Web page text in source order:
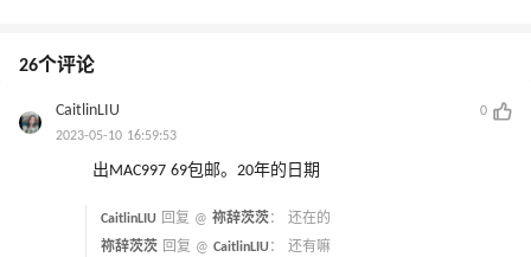
26个评论
CaitlinLIU
0
2023-05-10 16:59:53
出MAC997 69包邮。20年的日期
CaitlinLIU 回复 @ 祢辞茨茨： 还在的
祢辞茨茨 回复 @ CaitlinLIU： 还有嘛